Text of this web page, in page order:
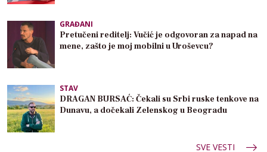
GRAĐANI
Pretučeni reditelj: Vučić je odgovoran za napad na
mene, zašto je moj mobilni u Uroševcu?
STAV
DRAGAN BURSAĆ: Čekali su Srbi ruske tenkove na
Dunavu, a dočekali Zelenskog u Beogradu
SVE VESTI